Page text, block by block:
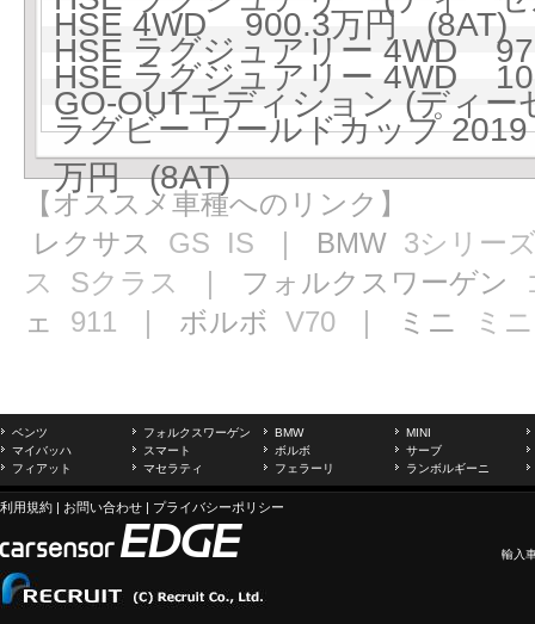
HSE 4WD 900.3万円 (8AT)
HSE ラグジュアリー 4WD
HSE ラグジュアリー 4WD
GO-OUTエディション (ディ
ラグビー ワールドカップ
万円 (8AT)
【オススメ車種へのリンク】
レクサス GS IS ｜ BMW 3シリー
ス
Sクラス ｜ フォルクスワーゲン
ェ 911 ｜ ボルボ V70 ｜ ミニ ミニ
ベンツ フォルクスワーゲン BMW
MINI
マイバッハ
スマート ボルボ
サーブ
フィアット
マセラティ フェラーリ ランボルギーニ
利用規約 | お問い合わせ | プライバシーポリシー
輸入